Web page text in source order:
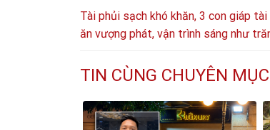
Tài phủi sạch khó khăn, 3 con giáp
ăn vượng phát, vận trình sáng như
TIN CÙNG CHUYÊN MỤC